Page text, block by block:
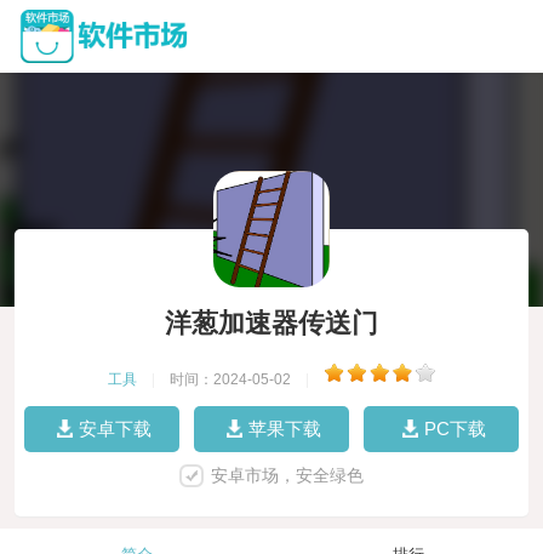
洋葱加速器传送门
工具 时间：2024-05-02
安卓下载 苹果下载 PC下载
安卓市场，安全绿色